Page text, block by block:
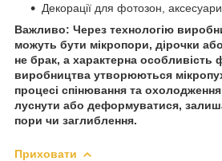
Декорації для фотозон, аксесуари
Важливо: Через технологію
можуть бути мікропори, дірочки
не брак, а характерна особливість
виробництва утворюються
процесі спінювання та
луснути або деформуватися,
пори чи заглиблення.
Приховати